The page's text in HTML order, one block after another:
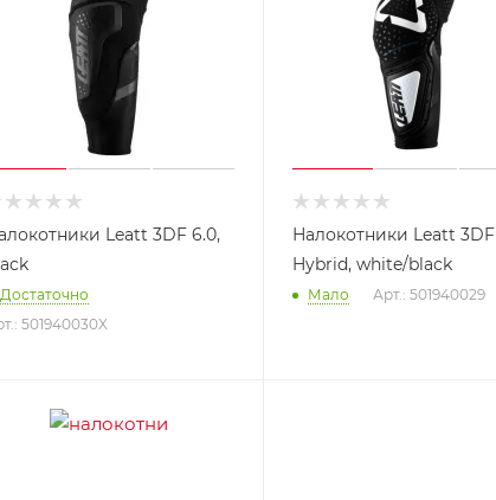
Leatt 3DF 6.0,
Достаточно
501940030X
Налокотники Leatt 3DF
Hybrid, white/black
Мало Арт.: 501940029